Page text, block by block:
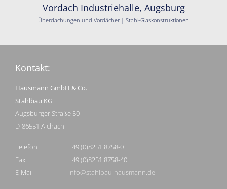
Vordach Industriehalle, Augsburg
Überdachungen und Vordächer | Stahl-Glaskonstruktionen
Kontakt:
Hausmann GmbH & Co.
Stahlbau KG
Augsburger Straße 50
D-86551 Aichach
Telefon
Fax
E-Mail
+49 (0)8251 8758-0
+49 (0)8251 8758-40
info@stahlbau-hausmann.de